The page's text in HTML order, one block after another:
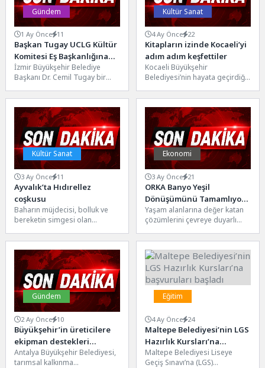
Gündem
1 Ay Önce 11
Başkan Tugay UCLG Kültür
Komitesi Eş Başkanlığına
seçildi
İzmir Büyükşehir Belediye
Başkanı Dr. Cemil Tugay bir
daha üstlenerek UCLG Kültür...
Kültür Sanat
4 Ay Önce 22
Kitapların izinde Kocaeli’yi
adım adım keşfettiler
Kocaeli Büyükşehir
Belediyesi’nin hayata geçirdiği
projesinin ilk buluşması
gençleri...
Kültür Sanat
3 Ay Önce 11
Ayvalık’ta Hıdırellez
coşkusu
Baharın müjdecisi, bolluk ve
bereketin simgesi olan
düzenlenecek şenlikle
kutlanacak. Ayvalık Belediye
Başkanı...
Ekonomi
3 Ay Önce 21
ORKA Banyo Yeşil
Dönüşümünü Tamamlıyor,
2030 Yol Haritası Hazır
Yaşam alanlarına değer katan
çözümlerini çevreye duyarlı
ORKA Banyo, ilk
sürdürülebilirlik raporunu...
Gündem
2 Ay Önce 10
Büyükşehir’in üreticilere
ekipman destekleri
sürüyor
Antalya Büyükşehir Belediyesi,
tarımsal kalkınma
Eğitim
4 Ay Önce 24
Maltepe Belediyesi’nin LGS
Hazırlık Kursları’na
başvuruları başladı
Maltepe Belediyesi Liseye
Geçiş Sınavı’na (LGS)